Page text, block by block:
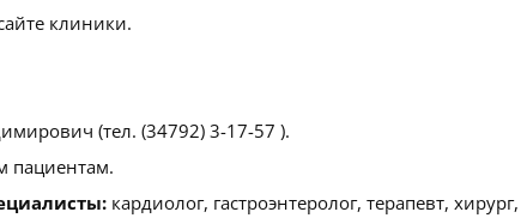
клиники.
(тел. (34792) 3-17-57 ).
пациентам.
кардиолог, гастроэнтеролог, терапевт, хирург,